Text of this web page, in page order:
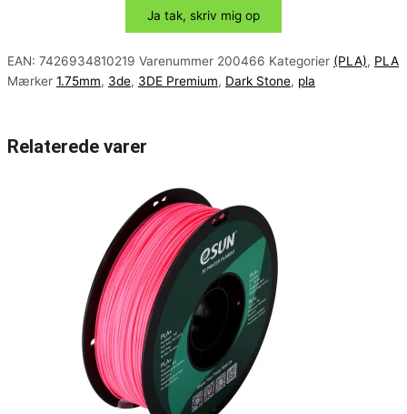
EAN: 7426934810219 Varenummer 200466 Kategorier (PLA), PLA
Mærker 1.75mm, 3de, 3DE Premium, Dark Stone, pla
Relaterede varer